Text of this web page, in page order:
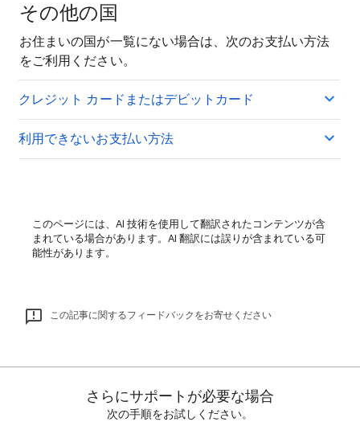
その他の国
お住まいの国が一覧にない場合は、次のお支払い方法
をご利用ください。
クレジット カードまたはデビットカード
利用できないお支払い方法
このページには、AI 技術を使用して翻訳されたコンテンツが含
まれている場合があります。AI 翻訳には誤りが含まれている可
能性があります。
この記事に関するフィードバックをお寄せください
さらにサポートが必要な場合
次の手順をお試しください。